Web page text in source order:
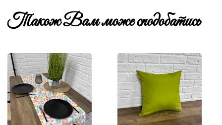
Також Вам може сподобатись